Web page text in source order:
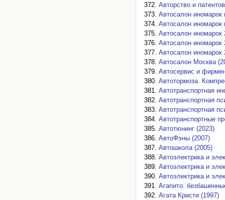
Авторство и
Автосалон иномарок
Автосалон иномарок
Автосалон
Автосалон иномарок
Автосалон иномарок
Автосалон Москва
Автосервис и
Автотормоза.
Автотранспортная
Автотранспортная
Автотранспортная
Автотранспортные
Автотюнинг (2023)
АвтоФэны (2007)
Автошкола (2005)
Автоэлектрика и
Автоэлектрика и
Автоэлектрика и
Агапито:
Агата Кристи (1997)